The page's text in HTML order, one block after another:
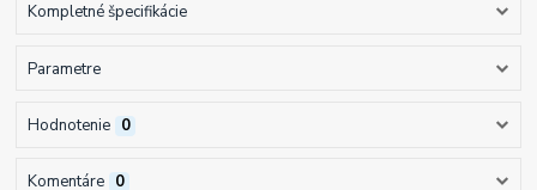
Kompletné špecifikácie
Parametre
Hodnotenie 0
Komentáre 0